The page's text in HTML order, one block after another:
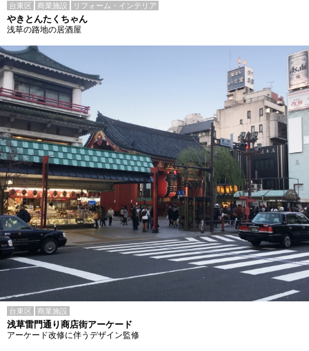
台東区 商業施設 リフォーム・インテリア
やきとんたくちゃん
浅草の路地の居酒屋
台東区 商業施設
浅草雷門通り商店街アーケード
アーケード改修に伴うデザイン監修